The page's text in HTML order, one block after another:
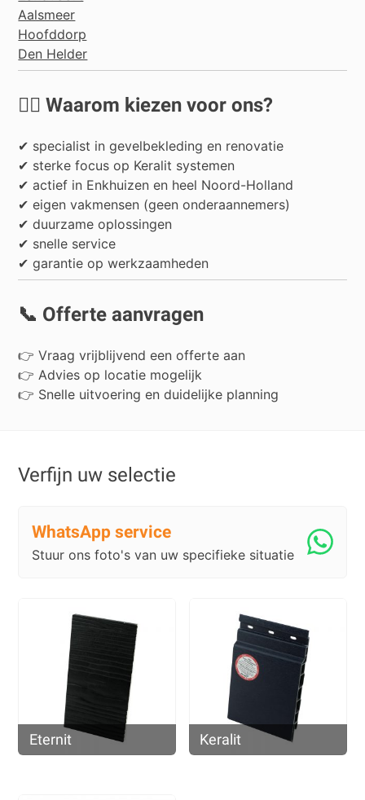
Aalsmeer
Hoofddorp
Den Helder
👷‍♂️ Waarom kiezen voor ons?
✔ specialist in gevelbekleding en renovatie
✔ sterke focus op Keralit systemen
✔ actief in Enkhuizen en heel Noord-Holland
✔ eigen vakmensen (geen onderaannemers)
✔ duurzame oplossingen
✔ snelle service
✔ garantie op werkzaamheden
📞 Offerte aanvragen
👉 Vraag vrijblijvend een offerte aan
👉 Advies op locatie mogelijk
👉 Snelle uitvoering en duidelijke planning
Verfijn uw selectie
WhatsApp service
Stuur ons foto's van uw specifieke situatie
Eternit Keralit